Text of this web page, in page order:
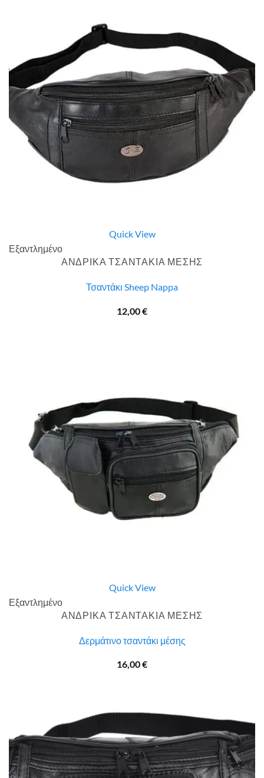
Quick View
Εξαντλημένο
ΑΝΔΡΙΚΑ ΤΣΑΝΤΑΚΙΑ ΜΕΣΗΣ
Τσαντάκι Sheep Nappa
12,00€
Quick View
Εξαντλημένο
ΑΝΔΡΙΚΑ ΤΣΑΝΤΑΚΙΑ ΜΕΣΗΣ
Δερμάτινο τσαντάκι μέσης
16,00€